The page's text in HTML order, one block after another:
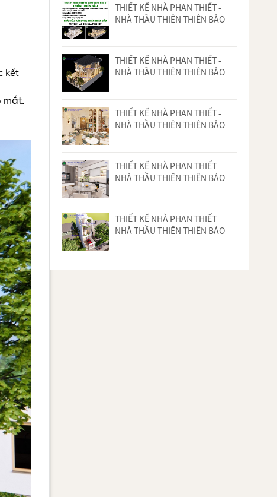
kết
mắt.
THIẾT KẾ NHÀ PHAN THIẾT -
NHÀ THẦU THIÊN THIÊN BẢO
THIẾT KẾ NHÀ PHAN THIẾT -
NHÀ THẦU THIÊN THIÊN BẢO
THIẾT KẾ NHÀ PHAN THIẾT -
NHÀ THẦU THIÊN THIÊN BẢO
THIẾT KẾ NHÀ PHAN THIẾT -
NHÀ THẦU THIÊN THIÊN BẢO
THIẾT KẾ NHÀ PHAN THIẾT -
NHÀ THẦU THIÊN THIÊN BẢO